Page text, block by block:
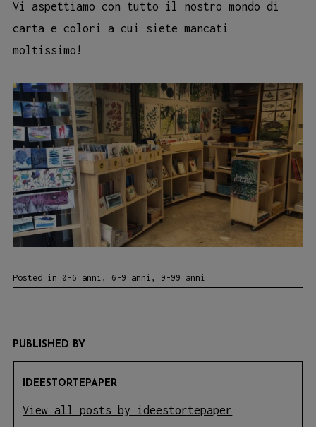
Vi aspettiamo con tutto il nostro mondo di
carta e colori a cui siete mancati
moltissimo!
Posted in 0-6 anni , 6-9 anni , 9-99 anni
PUBLISHED BY
IDEESTORTEPAPER
View all posts by ideestortepaper